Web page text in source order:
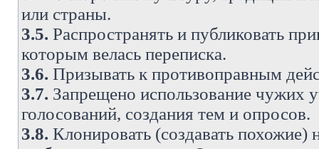
или страны.
3.5. Распространять и публиковать
которым велась переписка.
3.6. Призывать к противоправным
3.7. Запрещено использование чужих
голосований, создания тем и опросов.
3.8. Клонировать (создавать похожие)